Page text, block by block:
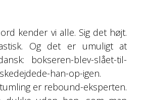
kender vi alle. Sig det højt.
Og det er umuligt at
bokseren-blev-slået-til-
han-op-igen.
er rebound-eksperten.